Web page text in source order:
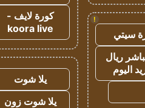
!
سيتي
ريال
اليوم
كورة لايف -
koora live
يلا شوت
يلا شوت زون